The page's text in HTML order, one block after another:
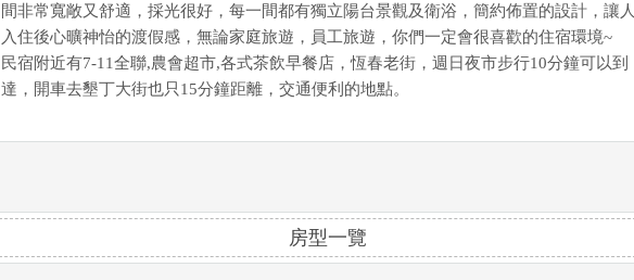
間非常寬敞又舒適，採光很好，每一間都有獨立陽台景觀及衛浴，簡約佈置的設計，讓人
入住後心曠神怡的渡假感，無論家庭旅遊，員工旅遊，你們一定會很喜歡的住宿環境~
民宿附近有7-11全聯,農會超市,各式茶飲早餐店，恆春老街，週日夜市步行10分鐘可以到
達，開車去墾丁大街也只15分鐘距離，交通便利的地點。
房型一覽